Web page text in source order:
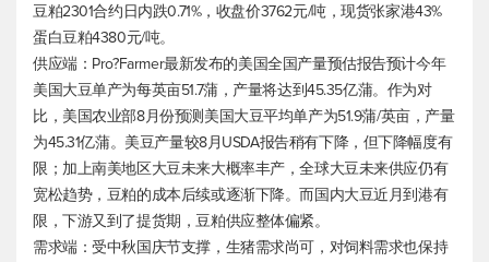
豆粕2301合约日内跌0.71%，收盘价3762元/吨，现货张家港43%
蛋白豆粕4380元/吨。
供应端：Pro?Farmer最新发布的美国全国产量预估报告预计今年
美国大豆单产为每英亩51.7蒲，产量将达到45.35亿蒲。作为对
比，美国农业部8月份预测美国大豆平均单产为51.9蒲/英亩，产量
为45.31亿蒲。美豆产量较8月USDA报告稍有下降，但下降幅度有
限；加上南美地区大豆未来大概率丰产，全球大豆未来供应仍有
宽松趋势，豆粕的成本后续或逐渐下降。而国内大豆近月到港有
限，下游又到了提货期，豆粕供应整体偏紧。
需求端：受中秋国庆节支撑，生猪需求尚可，对饲料需求也保持